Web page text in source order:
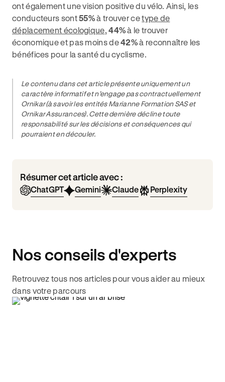
ont également une vision positive du vélo. Ainsi, les
conducteurs sont55%à trouver cetype de
déplacement écologique,44%à le trouver
économique et pas moins de42%à reconnaître les
bénéfices pour la santé du cyclisme.
Le contenu dans cet article présente uniquement un
caractère informatif et n’engage pas contractuellement
Ornikar (à savoir les entités Marianne Formation SAS et
Ornikar Assurances). Cette dernière décline toute
responsabilité sur les décisions et conséquences qui
pourraient en découler.
Résumer cet article avec :
ChatGPT Gemini Claude Perplexity
Nos conseils d'experts
Retrouvez tous nos articles pour vous aider au mieux
dans votre parcours